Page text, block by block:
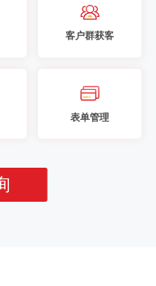
客户群获客
表单管理